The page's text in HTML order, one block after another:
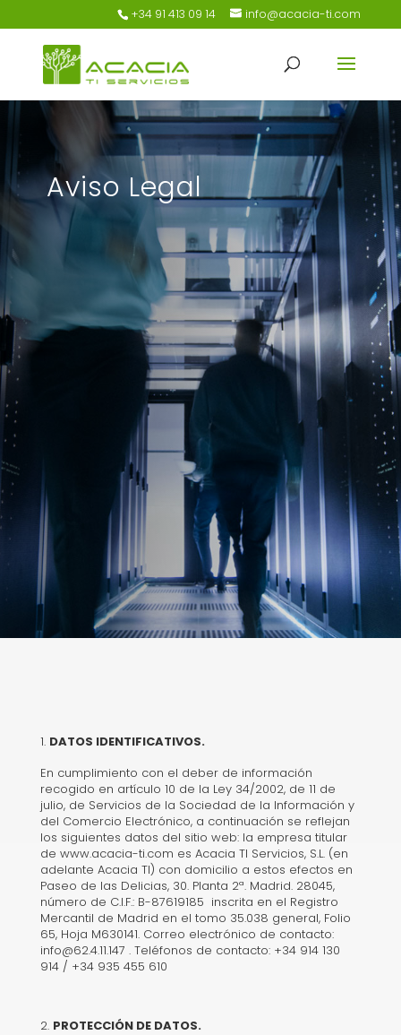
+34 91 413 09 14 info@acacia-ti.com
Aviso Legal
DATOS IDENTIFICATIVOS.
En cumplimiento con el deber de información
recogido en artículo 10 de la Ley 34/2002, de 11 de
julio, de Servicios de la Sociedad de la Información y
del Comercio Electrónico, a continuación se reflejan
los siguientes datos del sitio web: la empresa titular
de www.acacia-ti.com es Acacia TI Servicios, S.L. (en
adelante Acacia TI) con domicilio a estos efectos en
Paseo de las Delicias, 30. Planta 2ª. Madrid. 28045,
número de C.I.F.: B-87619185 inscrita en el Registro
Mercantil de Madrid en el tomo 35.038 general, Folio
65, Hoja M630141. Correo electrónico de contacto:
info@62.4.11.147 . Teléfonos de contacto: +34 914 130
914 / +34 935 455 610
PROTECCIÓN DE DATOS.